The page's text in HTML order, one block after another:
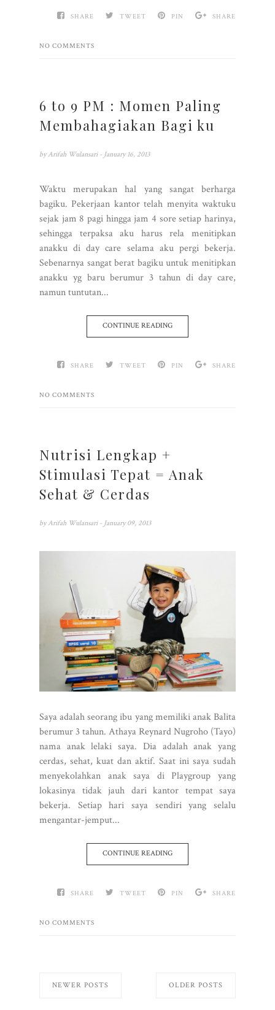
SHARE TWEET PIN SHARE
NO COMMENTS
6 to 9 PM : Momen Paling
Membahagiakan Bagi ku
by Arifah Wulansari - January 16, 2013
Waktu merupakan hal yang sangat berharga
bagiku. Pekerjaan kantor telah menyita waktuku
sejak jam 8 pagi hingga jam 4 sore setiap harinya,
sehingga terpaksa aku harus rela menitipkan
anakku di day care selama aku pergi bekerja.
Sebenarnya sangat berat bagiku untuk menitipkan
anakku yg baru berumur 3 tahun di day care,
namun tuntutan...
CONTINUE READING
SHARE TWEET PIN SHARE
NO COMMENTS
Nutrisi Lengkap +
Stimulasi Tepat = Anak
Sehat & Cerdas
by Arifah Wulansari - January 09, 2013
Saya adalah seorang ibu yang memiliki anak Balita
berumur 3 tahun. Athaya Reynard Nugroho (Tayo)
nama anak lelaki saya. Dia adalah anak yang
cerdas, sehat, kuat dan aktif. Saat ini saya sudah
menyekolahkan anak saya di Playgroup yang
lokasinya tidak jauh dari kantor tempat saya
bekerja. Setiap hari saya sendiri yang selalu
mengantar-jemput...
CONTINUE READING
SHARE TWEET PIN SHARE
NO COMMENTS
NEWER POSTS OLDER POSTS